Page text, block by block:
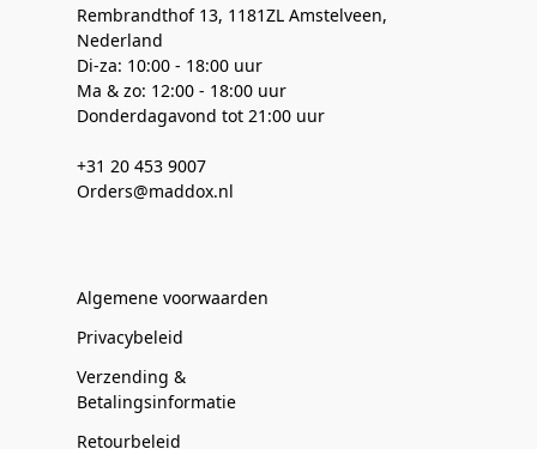
Rembrandthof 13, 1181ZL Amstelveen,
Nederland
Di-za: 10:00 - 18:00 uur
Ma & zo: 12:00 - 18:00 uur
Donderdagavond tot 21:00 uur
+31 20 453 9007
Orders@maddox.nl
Algemene voorwaarden
Privacybeleid
Verzending &
Betalingsinformatie
Retourbeleid